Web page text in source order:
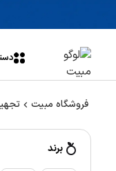
فروشگاه مبیت
برند